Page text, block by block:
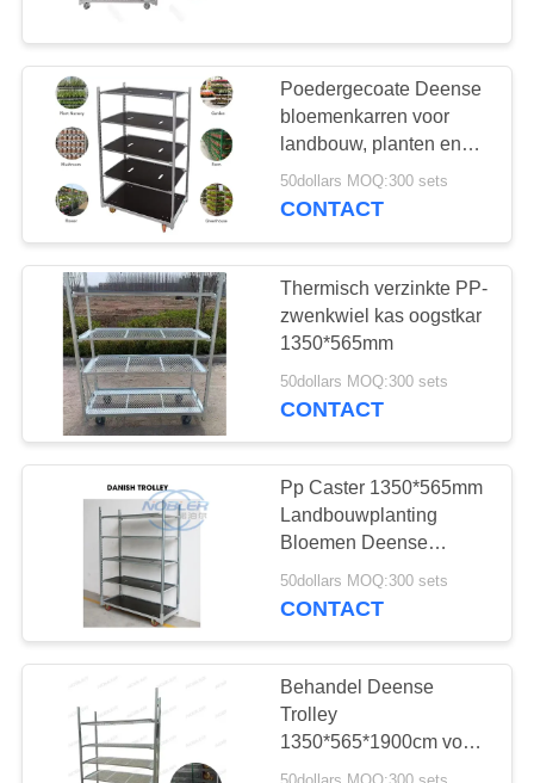
Euro Rekken
6
EZ container
5
Industriële metalen
rekken
Poedergecoate Deense
bloemenkarren voor
landbouw, planten en
oogst in kassen
50dollars MOQ:300 sets
CONTACT
Thermisch verzinkte PP-
zwenkwiel kas oogstkar
1350*565mm
50dollars MOQ:300 sets
CONTACT
Pp Caster 1350*565mm
Landbouwplanting
Bloemen Deense
plantenwagen
50dollars MOQ:300 sets
CONTACT
Behandel Deense
Trolley
1350*565*1900cm voor
Gestroomlijnde